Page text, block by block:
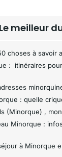
Le meilleur
choses à savoir
: itinéraires
: quelle
(Minorque) ,
Minorque :
à Minorque